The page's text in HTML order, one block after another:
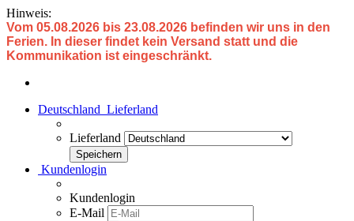
Hinweis:
Vom 05.08.2026 bis 23.08.2026 befinden wir uns in den
Ferien. In dieser findet kein Versand statt und die
Kommunikation ist eingeschränkt.
Deutschland Lieferland
Lieferland
Kundenlogin
Kundenlogin
E-Mail